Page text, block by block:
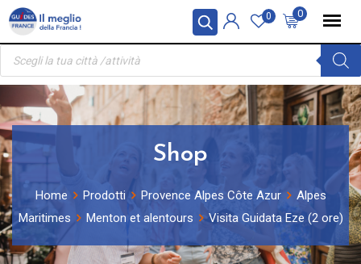
Pannello di gestione dei cookies
Skip
content
0
0
Ricerca
prodotti
Shop
Home Prodotti Provence Alpes Côte Azur
Alpes
Maritimes
Menton et alentours Visita Guidata Eze (2 ore)